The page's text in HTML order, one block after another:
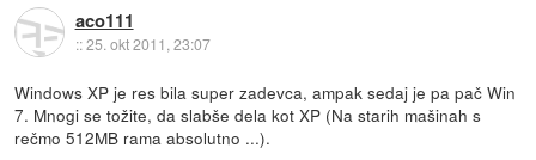
aco111
::25. okt 2011, 23:07
Windows XP je res bila super zadevca, ampak sedaj je pa pač Win
7. Mnogi se tožite, da slabše dela kot XP (Na starih mašinah s
rečmo 512MB rama absolutno ...).